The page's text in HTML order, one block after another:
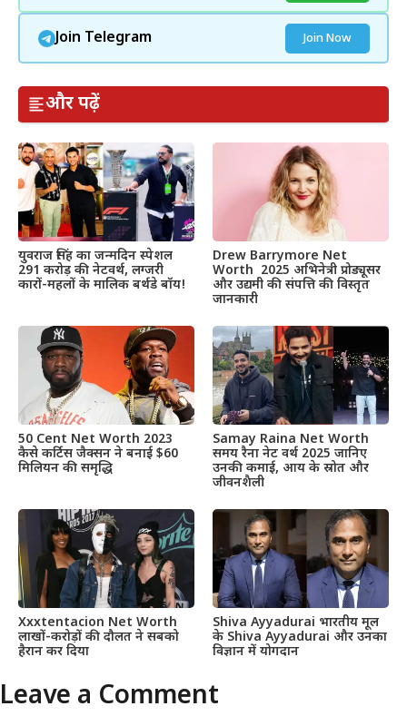
Join Telegram Join Now
और पढ़ें
युवराज सिंह का जन्मदिन स्पेशल
291 करोड़ की नेटवर्थ, लग्जरी
कारों-महलों के मालिक बर्थडे बॉय!
Drew Barrymore Net
Worth 2025 अभिनेत्री प्रोड्यूसर
और उद्यमी की संपत्ति की विस्तृत
जानकारी
50 Cent Net Worth 2023
कैसे कर्टिस जैक्सन ने बनाई $60
मिलियन की समृद्धि
Samay Raina Net Worth
समय रैना नेट वर्थ 2025 जानिए
उनकी कमाई, आय के स्रोत और
जीवनशैली
Xxxtentacion Net Worth
लाखों-करोड़ों की दौलत ने सबको
हैरान कर दिया
Shiva Ayyadurai भारतीय मूल
के Shiva Ayyadurai और उनका
विज्ञान में योगदान
Leave a Comment